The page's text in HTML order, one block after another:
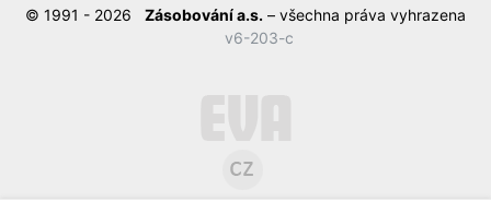
© 1991 - 2026 Zásobování a.s. – všechna práva vyhrazena
v6-203-c